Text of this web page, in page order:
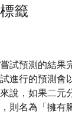
籤
試預測的結果
進行的預測會
說，如果二元
則名為「擁有